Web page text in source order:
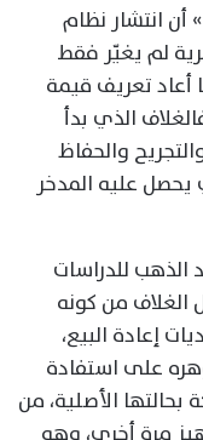
انتشار نظام
لم يغيّر فقط
أعاد تعريف قيمة
الذي بدأ
والحفاظ
يحصل عليه المدخر
الذهب للدراسات
الغلاف من كونه
إعادة البيع،
على استفادة
بحالتها الأصلية، من